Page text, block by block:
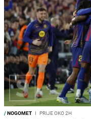
/NOGOMET I PRIJE OKO 2H